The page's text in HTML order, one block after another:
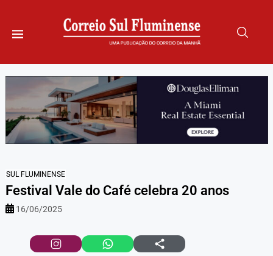
SUL FLUMINENSE
Festival Vale do Café celebra 20 anos
16/06/2025